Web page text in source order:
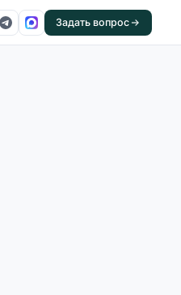
Задать вопрос